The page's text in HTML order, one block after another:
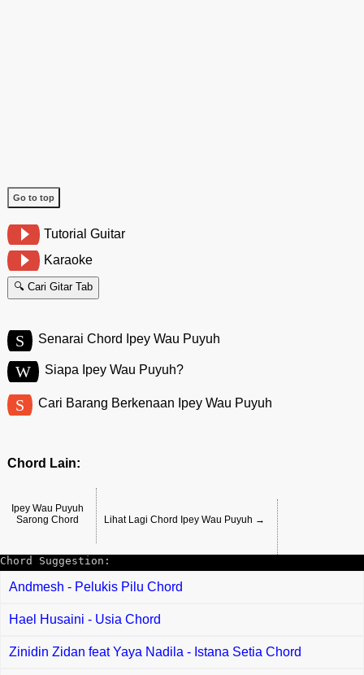
Go to top
Tutorial Guitar
Karaoke
🔍 Cari Gitar Tab
S Senarai Chord Ipey Wau Puyuh
W Siapa Ipey Wau Puyuh?
S Cari Barang Berkenaan Ipey Wau Puyuh
Chord Lain:
Ipey Wau Puyuh
Sarong Chord
Lihat Lagi Chord Ipey Wau Puyuh →
Chord Suggestion:
Andmesh - Pelukis Pilu Chord
Hael Husaini - Usia Chord
Zinidin Zidan feat Yaya Nadila - Istana Setia Chord